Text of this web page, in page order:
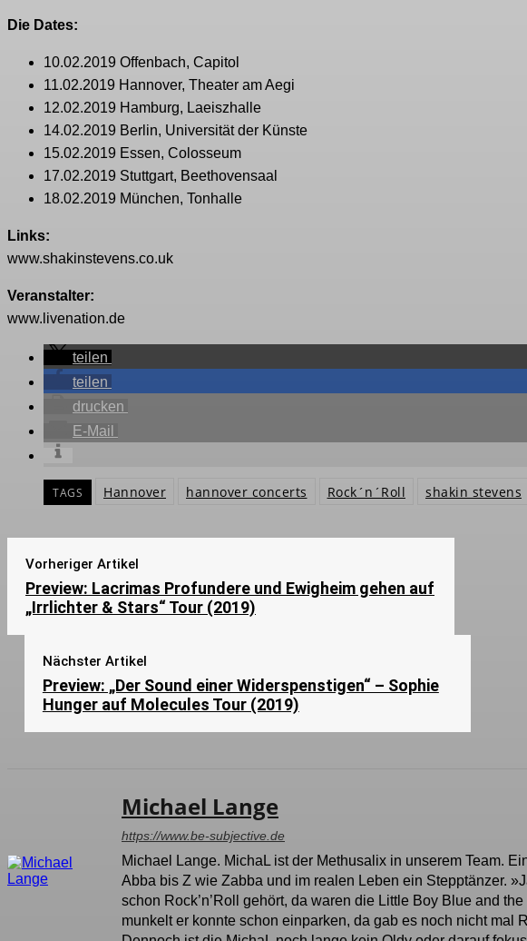
Die Dates:
10.02.2019 Offenbach, Capitol
11.02.2019 Hannover, Theater am Aegi
12.02.2019 Hamburg, Laeiszhalle
14.02.2019 Berlin, Universität der Künste
15.02.2019 Essen, Colosseum
17.02.2019 Stuttgart, Beethovensaal
18.02.2019 München, Tonhalle
Links:
www.shakinstevens.co.uk
Veranstalter:
www.livenation.de
teilen
teilen
drucken
E-Mail
TAGS Hannover hannover concerts Rock´n´Roll shakin stevens
Vorheriger Artikel
Preview: Lacrimas Profundere und Ewigheim gehen auf
„Irrlichter & Stars“ Tour (2019)
Nächster Artikel
Preview: „Der Sound einer Widerspenstigen“ – Sophie
Hunger auf Molecules Tour (2019)
Michael Lange
https://www.be-subjective.de
Michael Lange. MichaL ist der Methusalix in unserem Team.
Abba bis Z wie Zabba und im realen Leben ein Stepptänzer.
schon Rock’n’Roll gehört, da waren die Little Boy Blue and
munkelt er konnte schon einparken, da gab es noch nicht mal